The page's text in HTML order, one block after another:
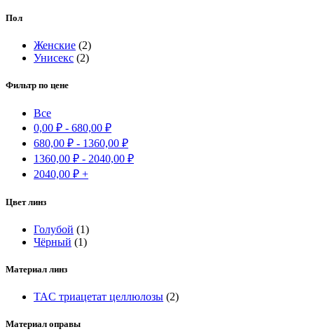
Пол
Женские (2)
Унисекс (2)
Фильтр по цене
Все
0,00 ₽ - 680,00 ₽
680,00 ₽ - 1360,00 ₽
1360,00 ₽ - 2040,00 ₽
2040,00 ₽ +
Цвет линз
Голубой (1)
Чёрный (1)
Материал линз
TAC триацетат целлюлозы (2)
Материал оправы